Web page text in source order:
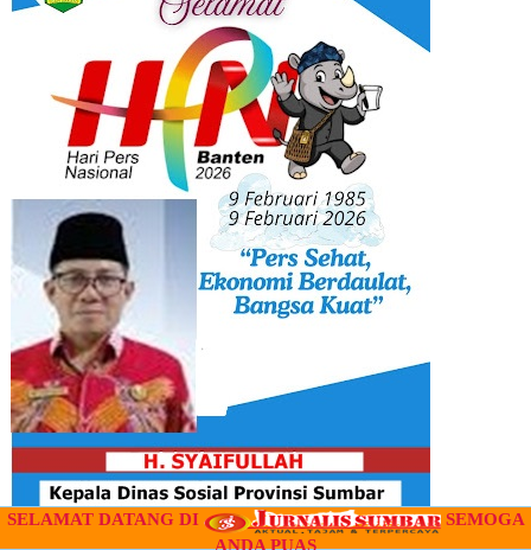
SELAMAT DATANG DI
SEMOGA
ANDA PUAS